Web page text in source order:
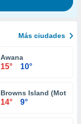
Más ciudades
Awana
15° 10°
Browns Island
14° 9°